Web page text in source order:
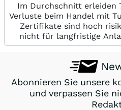
Im Durchschnitt erleiden
Verluste beim Handel mit
Zertifikate sind hoch
nicht für langfristige
Abonnieren Sie unsere
und verpassen Sie